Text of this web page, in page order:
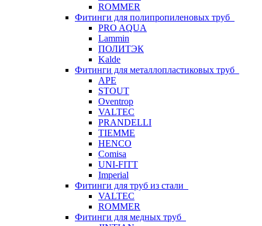
ROMMER
Фитинги для полипропиленовых труб
PRO AQUA
Lammin
ПОЛИТЭК
Kalde
Фитинги для металлопластиковых труб
APE
STOUT
Oventrop
VALTEC
PRANDELLI
TIEMME
HENCO
Comisa
UNI-FITT
Imperial
Фитинги для труб из стали
VALTEC
ROMMER
Фитинги для медных труб